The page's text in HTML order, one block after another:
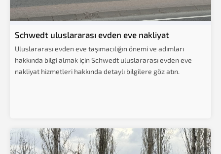
Schwedt uluslararası evden eve nakliyat
Uluslararası evden eve taşımacılığın önemi ve adımları
hakkında bilgi almak için Schwedt uluslararası evden eve
nakliyat hizmetleri hakkında detaylı bilgilere göz atın.